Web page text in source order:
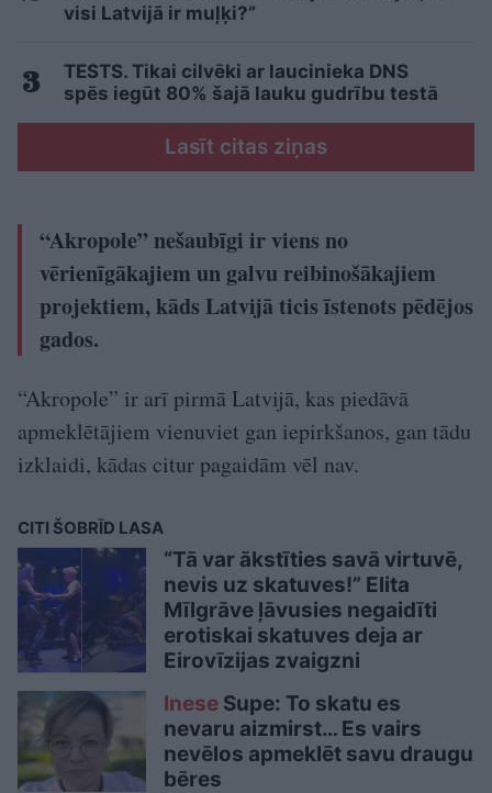
visi Latvijā ir muļķi?”
TESTS. Tikai cilvēki ar laucinieka DNS
spēs iegūt 80% šajā lauku gudrību testā
Lasīt citas ziņas
“Akropole” nešaubīgi ir viens no
vērienīgākajiem un galvu reibinošākajiem
projektiem, kāds Latvijā ticis īstenots pēdējos
gados.
“Akropole” ir arī pirmā Latvijā, kas piedāvā
apmeklētājiem vienuviet gan iepirkšanos, gan tādu
izklaidi, kādas citur pagaidām vēl nav.
CITI ŠOBRĪD LASA
“Tā var ākstīties savā virtuvē,
nevis uz skatuves!” Elita
Mīlgrāve ļāvusies negaidīti
erotiskai skatuves deja ar
Eirovīzijas zvaigzni
Inese Supe: To skatu es
nevaru aizmirst… Es vairs
nevēlos apmeklēt savu draugu
bēres